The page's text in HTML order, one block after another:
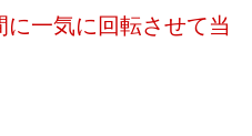
一気に回転させて当